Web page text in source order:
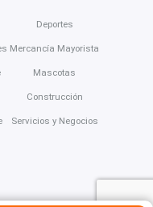
Deportes
Mercancía Mayorista
Mascotas
Construcción
Servicios y Negocios